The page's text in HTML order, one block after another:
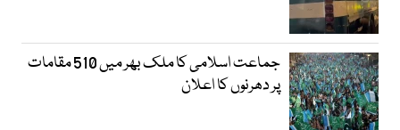
جماعت اسلامی کا ملک بھر میں 510 مقامات
پر دھرنوں کا اعلان